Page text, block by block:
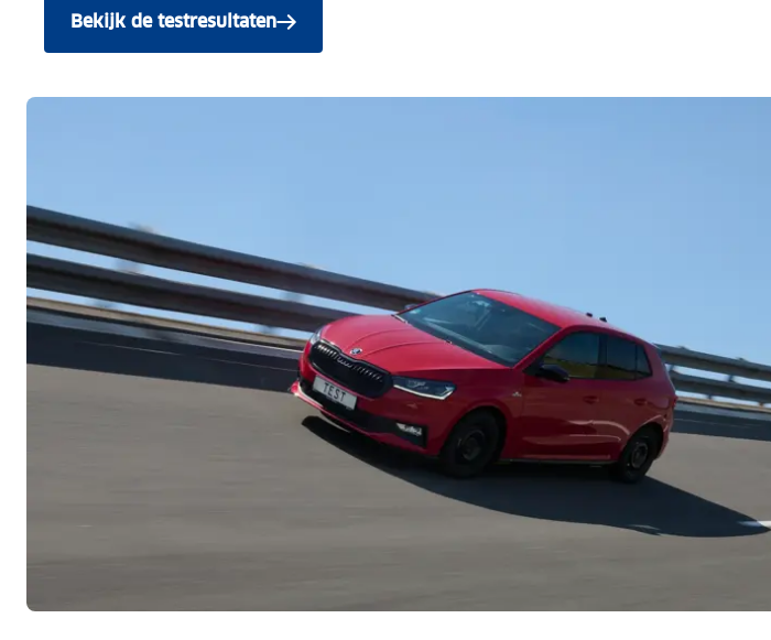
Bekijk de testresultaten